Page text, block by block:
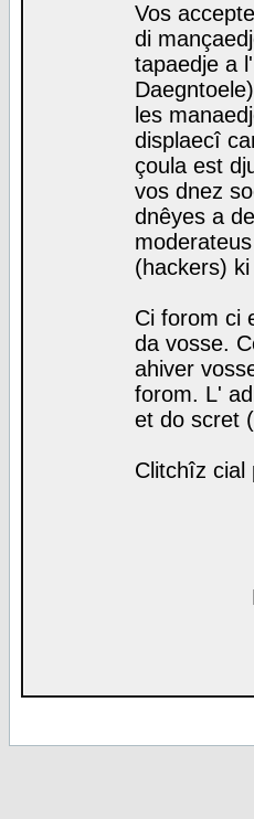
Vos
di
tapaedje a
les
displaecî
çoula est
vos dnez
dnêyes a
(hackers)
Ci forom ci
da vosse.
ahiver
forom. L'
et do scret
Clitchîz cial